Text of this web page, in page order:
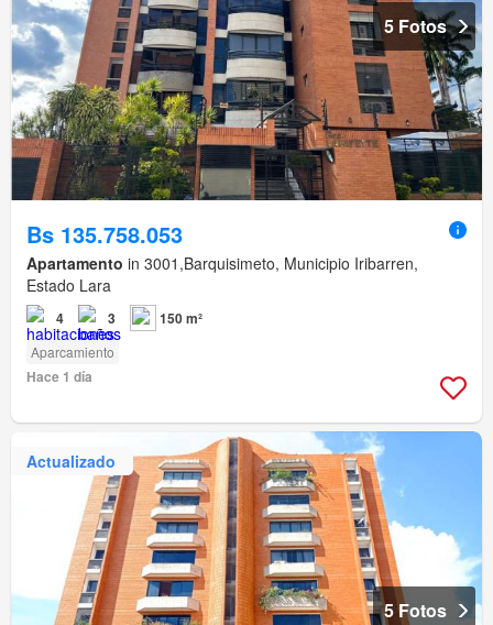
5 Fotos
Bs 135.758.053
Apartamento in 3001,Barquisimeto, Municipio Iribarren,
Estado Lara
4 3 150 m²
Aparcamiento
Hace 1 día
Actualizado
5 Fotos